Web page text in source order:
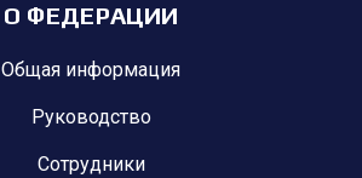
О ФЕДЕРАЦИИ
Общая информация
Руководство
Сотрудники